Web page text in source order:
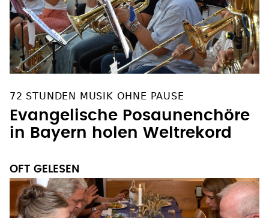
72 STUNDEN MUSIK OHNE PAUSE
Evangelische Posaunenchöre
in Bayern holen Weltrekord
OFT GELESEN